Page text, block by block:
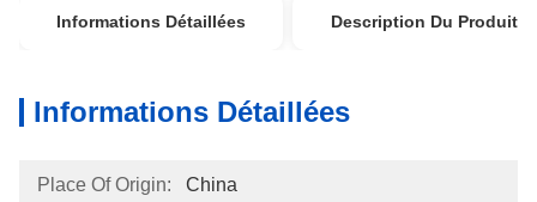
Informations Détaillées Description Du Produit
Informations Détaillées
Place Of Origin: China